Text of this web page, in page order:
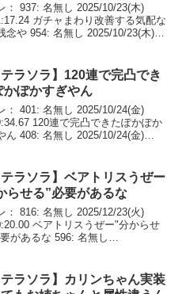
： 937: 名無し 2025/10/23(木)
ガチャまわり改善する気配な
念や 954: 名無し 2025/10/23(木)
テラソラ】120連で完凸でき
かぽかすぎやん
： 401: 名無し 2025/10/24(金)
120連で完凸できたぽかぽか
ん 408: 名無し 2025/10/24(金)
テラソラ】ベアトリスうぜー
らせる”必要があるな
： 816: 名無し 2025/12/23(火)
ベアトリスうぜー"分からせ
があるな 596: 名無し
テラソラ】カリンちゃん実装